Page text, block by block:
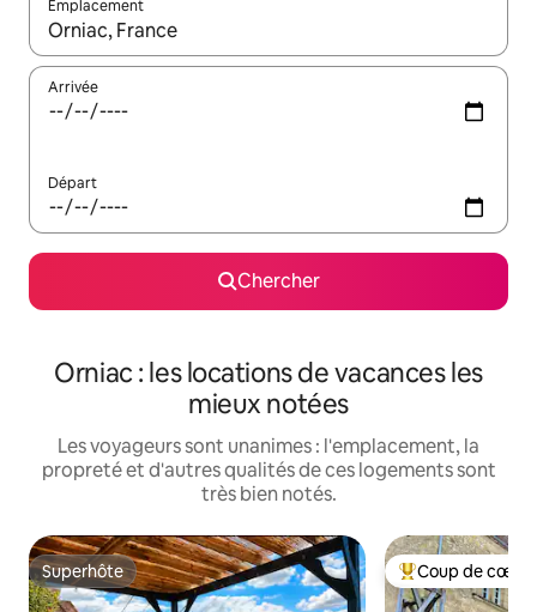
Emplacement
Quand les résultats sont affichés, parcourez-les en utilisant
Arrivée
Départ
Chercher
Orniac : les locations de vacances les
mieux notées
Les voyageurs sont unanimes : l'emplacement, la
propreté et d'autres qualités de ces logements sont
très bien notés.
Superhôte
Superhôte Coup de cœur
Coup de cœur